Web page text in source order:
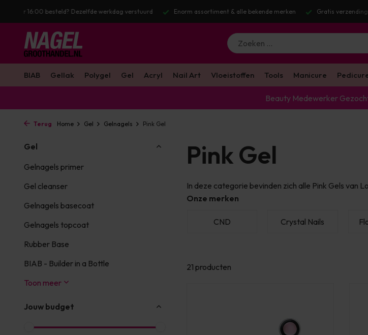
Enorm assortiment & alle bekende merken Gratis verzending v.a. €100 excl. BTW Voor 16:00
BIAB Gellak Polygel Gel Acryl Nail Art Vloeistoffen Tools Manicure
Beauty Medewerker
Terug Home Gel Gelnagels Pink Gel
Gel
Gelnagels primer
Gel cleanser
Gelnagels basecoat
Gelnagels topcoat
Rubber Base
BIAB - Builder in a Bottle
Toon meer
Jouw budget
Pink Gel
In deze categorie bevinden zich alle Pink Gels van
Onze merken
LoveNess CND Crystal Nails
21 producten